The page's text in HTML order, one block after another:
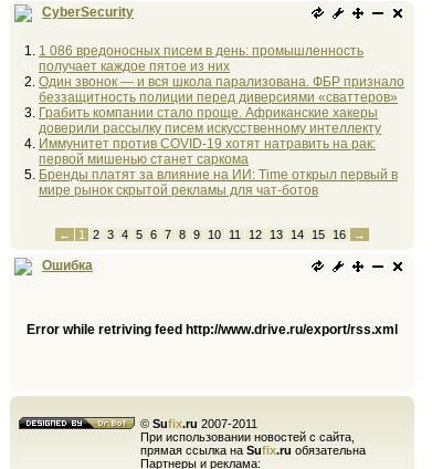
CyberSecurity
1 086 вредоносных писем в день: промышленность
получает каждое пятое из них
Один звонок — и вся школа парализована. ФБР признало
беззащитность полиции перед диверсиями «сваттеров»
Грабить компании стало проще. Африканские хакеры
доверили рассылку писем искусственному интеллекту
Иммунитет против COVID-19 хотят натравить на рак:
первой мишенью станет саркома
Бренды платят за влияние на ИИ: Time открыл первый в
мире рынок скрытой рекламы для чат-ботов
← 1 2 3 4 5 6 7 8 9 10 11 12 13 14 15 16 →
Ошибка
Error while retriving feed http://www.drive.ru/export/rss.xml
© Sufix.ru 2007-2011
При использовании новостей с сайта,
прямая ссылка на Sufix.ru обязательна
Партнеры и реклама: